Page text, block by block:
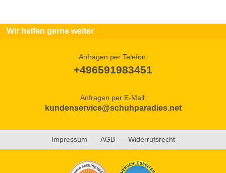
Wir helfen gerne weiter
Anfragen per Telefon:
+496591983451
Anfragen per E-Mail:
kundenservice@schuhparadies.net
Impressum AGB Widerrufsrecht